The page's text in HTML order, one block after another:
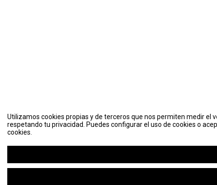
Utilizamos cookies propias y de terceros que nos permiten medir el
respetando tu privacidad. Puedes configurar el uso de cookies o
cookies.